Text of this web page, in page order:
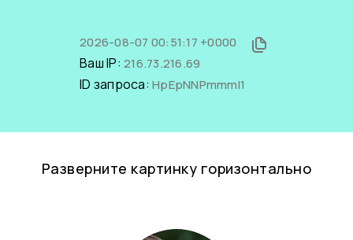
2026-08-07 00:51:17 +0000
Ваш IP: 216.73.216.69
ID запроса: HpEpNNPmmmI1
Разверните картинку горизонтально